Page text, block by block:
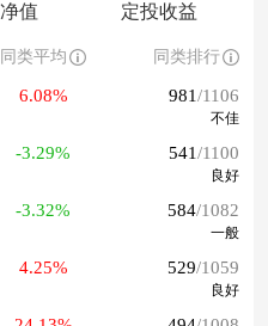
值 定投收益
同类平均 同类排行
6.08% 981/1106
不佳
-3.29% 541/1100
良好
-3.32% 584/1082
一般
4.25% 529/1059
良好